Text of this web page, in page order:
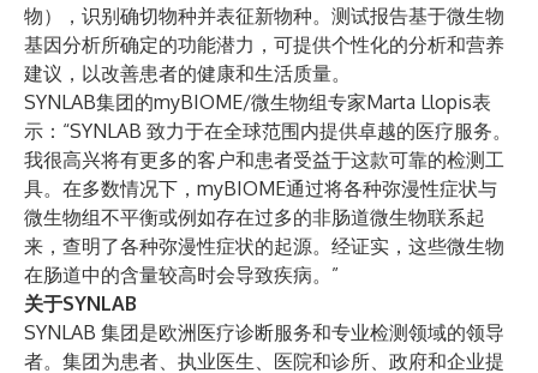
物），识别确切物种并表征新物种。测试报告基于微生物
基因分析所确定的功能潜力，可提供个性化的分析和营养
建议，以改善患者的健康和生活质量。
SYNLAB集团的myBIOME/微生物组专家Marta Llopis表
示：“SYNLAB 致力于在全球范围内提供卓越的医疗服务。
我很高兴将有更多的客户和患者受益于这款可靠的检测工
具。在多数情况下，myBIOME通过将各种弥漫性症状与
微生物组不平衡或例如存在过多的非肠道微生物联系起
来，查明了各种弥漫性症状的起源。经证实，这些微生物
在肠道中的含量较高时会导致疾病。”
关于SYNLAB
SYNLAB 集团是欧洲医疗诊断服务和专业检测领域的领导
者。集团为患者、执业医生、医院和诊所、政府和企业提